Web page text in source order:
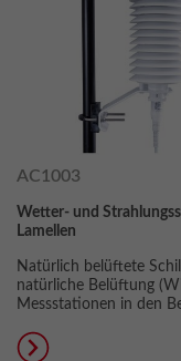
AC1003
Wetter- und
Lamellen
Natürlich belüftete
natürliche Belüftung
Messstationen in den